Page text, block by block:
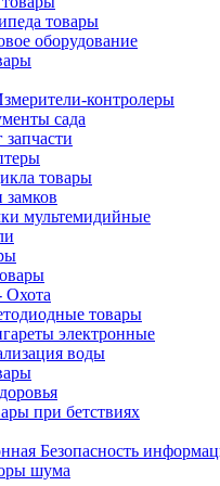
товары
оборудование
контролеры
сада
товары
мультемидийные
Охота
товары
электронные
воды
при бетствиях
Безопасность
шума